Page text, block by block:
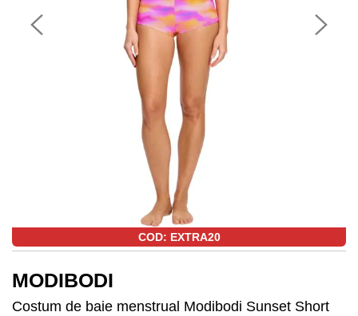
COD: EXTRA20
MODIBODI
Costum de baie menstrual Modibodi Sunset Short